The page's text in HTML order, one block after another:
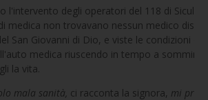
l'intervento degli operatori del 118 di
medica non trovavano nessun medico
San Giovanni di Dio, e viste le condizioni
medica riuscendo in tempo a
la vita.
mala sanità, ci racconta la signora, mi